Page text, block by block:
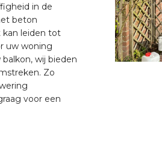
in de
beton
kan leiden tot
uw woning
wij bieden
Zo
voor een